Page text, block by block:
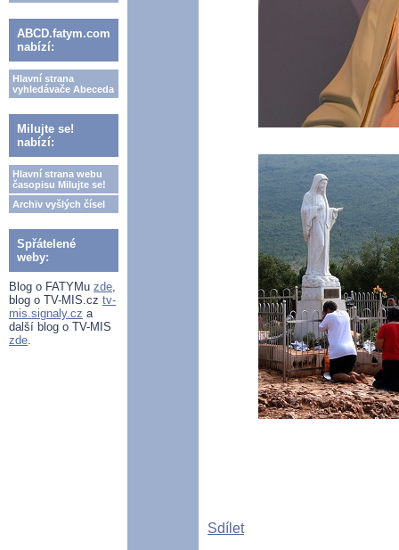
ABCD.fatym.com
nabízí:
Hlavní strana
vyhledávače Abeceda
Milujte se!
nabízí:
Hlavní strana webu
časopisu Milujte se!
Archiv vyšlých čísel
Spřátelené
weby:
Blog o FATYMu zde,
blog o TV-MIS.cz tv-
mis.signaly.cz a
další blog o TV-MIS
zde.
Sdílet